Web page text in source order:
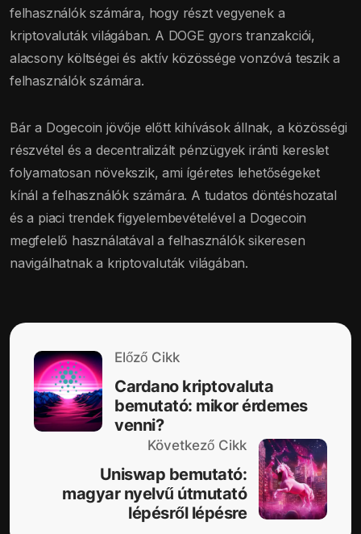
felhasználók számára, hogy részt vegyenek a
kriptovaluták világában. A DOGE gyors tranzakciói,
alacsony költségei és aktív közössége vonzóvá teszik a
felhasználók számára.
Bár a Dogecoin jövője előtt kihívások állnak, a közösségi
részvétel és a decentralizált pénzügyek iránti kereslet
folyamatosan növekszik, ami ígéretes lehetőségeket
kínál a felhasználók számára. A tudatos döntéshozatal
és a piaci trendek figyelembevételével a Dogecoin
megfelelő használatával a felhasználók sikeresen
navigálhatnak a kriptovaluták világában.
Előző Cikk
Cardano kriptovaluta
bemutató: mikor érdemes
venni?
Következő Cikk
Uniswap bemutató:
magyar nyelvű útmutató
lépésről lépésre